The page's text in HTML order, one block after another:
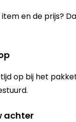
en de prijs?
op bij het
achter